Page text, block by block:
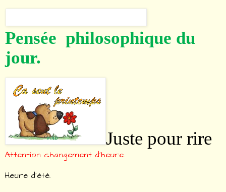
Pensée philosophique du
jour.
Juste pour rire
Attention changement d’heure.
Heure d’été.